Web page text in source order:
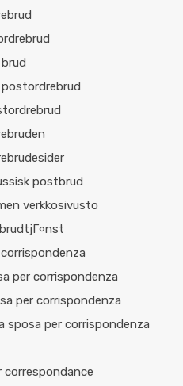
postbrud
verkkosivusto
per corrispondenza
per corrispondenza
sposa per corrispondenza
correspondance